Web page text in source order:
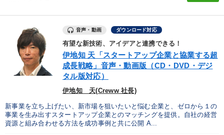
音声・動画 ダウンロード対応
有望な新技術、アイデアと連携できる！
伊地知 天「スタートアップ企業と協業する超
成長戦略」音声・動画版（CD・DVD・デジ
タル版対応）
伊地知 天(Creww 社長)
新事業を立ち上げたい、新市場を狙いたいと悩む企業と、ゼロから１の
事業を生み出すスタートアップ企業とのマッチングを提供。自社の経営
資源と組み合わせる方法を成功事例と共に公開 A...